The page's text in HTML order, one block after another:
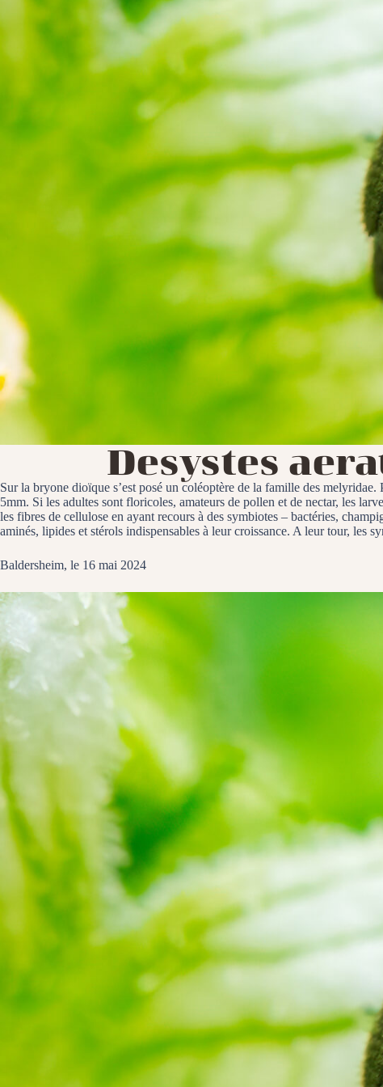
Desystes
Sur la bryone dioïque s’est posé un coléoptère de la famille des
5mm. Si les adultes sont floricoles, amateurs de pollen et de nectar, les
les fibres de cellulose en ayant recours à des symbiotes – bactéries,
aminés, lipides et stérols indispensables à leur croissance. A leur tour, les
Baldersheim, le 16 mai 2024